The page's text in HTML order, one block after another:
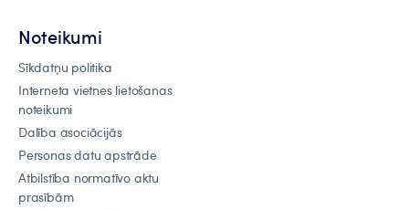
Noteikumi
Sīkdatņu politika
Interneta vietnes lietošanas
noteikumi
Dalība asociācijās
Personas datu apstrāde
Atbilstība normatīvo aktu
prasībām